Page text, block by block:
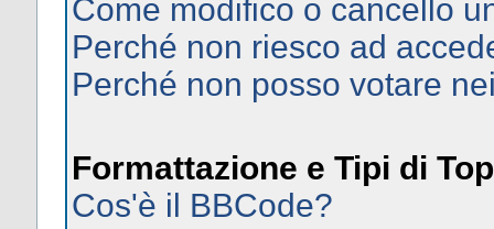
Come modifico o cancello
Perché non riesco ad
Perché non posso votare
Formattazione e Tipi di
Cos'è il BBCode?